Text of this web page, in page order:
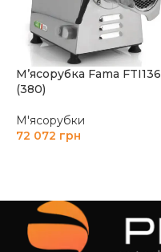
М’ясорубка Fama FTI136
(380)
М'ясорубки
72 072 грн